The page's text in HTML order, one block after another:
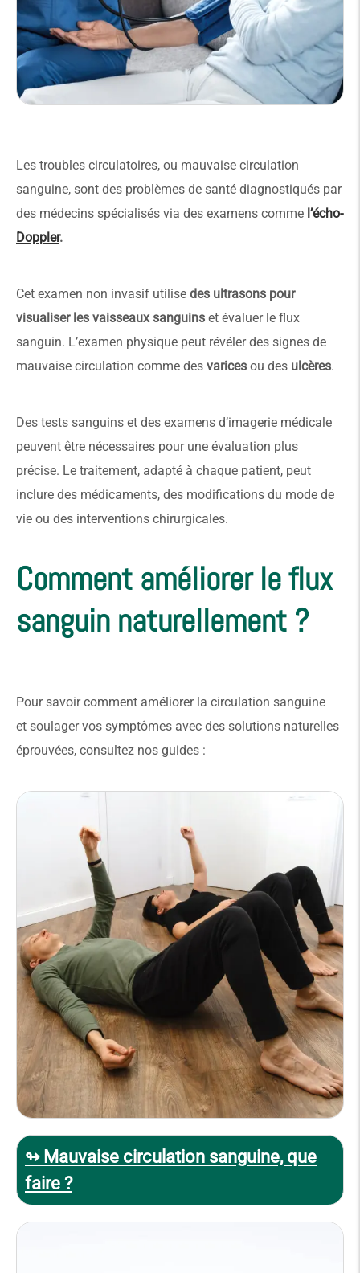
Les troubles circulatoires, ou mauvaise circulation
sanguine, sont des problèmes de santé diagnostiqués par
des médecins spécialisés via des examens comme l’écho-
Doppler.
Cet examen non invasif utilise des ultrasons pour
visualiser les vaisseaux sanguins et évaluer le flux
sanguin. L’examen physique peut révéler des signes de
mauvaise circulation comme des varices ou des ulcères.
Des tests sanguins et des examens d’imagerie médicale
peuvent être nécessaires pour une évaluation plus
précise. Le traitement, adapté à chaque patient, peut
inclure des médicaments, des modifications du mode de
vie ou des interventions chirurgicales.
Comment améliorer le flux
sanguin naturellement ?
Pour savoir comment améliorer la circulation sanguine
et soulager vos symptômes avec des solutions naturelles
éprouvées, consultez nos guides :
↬ Mauvaise circulation sanguine, que
faire ?